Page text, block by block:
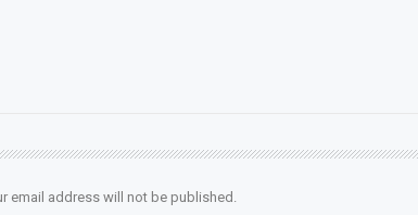
email address will not be published.